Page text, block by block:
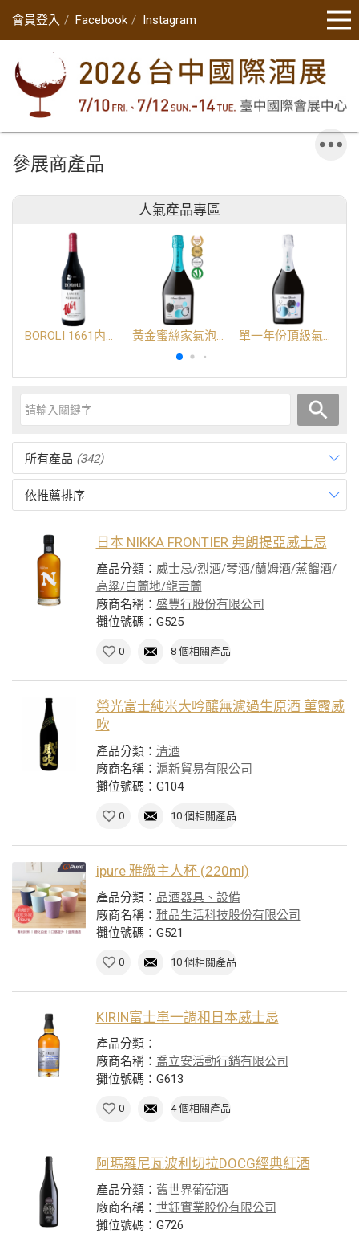
會員登入 Facebook Instagram
參展商產品
人氣產品專區
BOROLI 1661内比奧羅紅酒 DOC 黃金蜜絲家氣泡酒 DOC 單一年份頂級氣泡酒 DOC
所有產品 (342)
依推薦排序
日本 NIKKA FRONTIER 弗朗提亞威士忌
產品分類： 威士忌/烈酒/琴酒/蘭姆酒/蒸餾酒/
高粱/白蘭地/龍舌蘭
廠商名稱： 盛豐行股份有限公司
攤位號碼：G525
0 8 個相關產品
榮光富士純米大吟釀無濾過生原酒 菫露威
吹
產品分類： 清酒
廠商名稱： 滬新貿易有限公司
攤位號碼：G104
0 10 個相關產品
ipure 雅緻主人杯 (220ml)
產品分類： 品酒器具、設備
廠商名稱： 雅品生活科技股份有限公司
攤位號碼：G521
0 10 個相關產品
KIRIN富士單一調和日本威士忌
產品分類：
廠商名稱： 喬立安活動行銷有限公司
攤位號碼：G613
0 4 個相關產品
阿瑪羅尼瓦波利切拉DOCG經典紅酒
產品分類： 舊世界葡萄酒
廠商名稱： 世鈺實業股份有限公司
攤位號碼：G726